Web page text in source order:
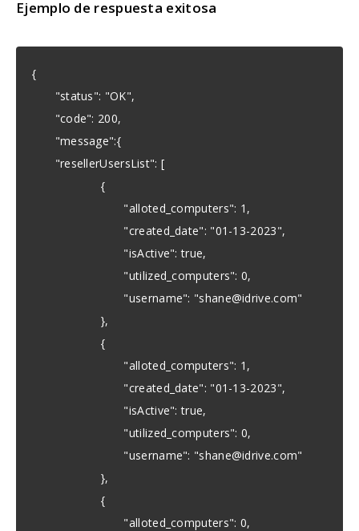
Ejemplo de respuesta exitosa
{
"status": "OK",
"code": 200,
"message":{
"resellerUsersList": [
{
"alloted_computers": 1,
"created_date": "01-13-2023",
"isActive": true,
"utilized_computers": 0,
"username": "shane@idrive.com"
},
{
"alloted_computers": 1,
"created_date": "01-13-2023",
"isActive": true,
"utilized_computers": 0,
"username": "shane@idrive.com"
},
{
"alloted_computers": 0,